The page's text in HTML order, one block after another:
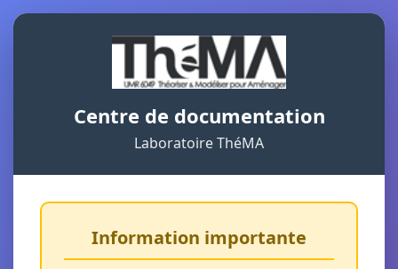
Centre de documentation
Laboratoire ThéMA
Information importante